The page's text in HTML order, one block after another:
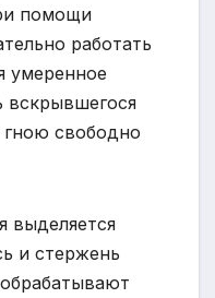
помощи
работать
умеренное
вскрывшегося
гною свободно
выделяется
и стержень